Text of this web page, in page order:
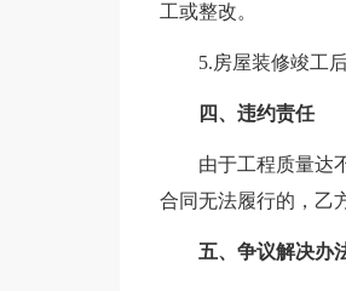
工或整改。
5.房屋装修竣工
四、违约责任
由于工程质量达
合同无法履行的，乙
五、争议解决办